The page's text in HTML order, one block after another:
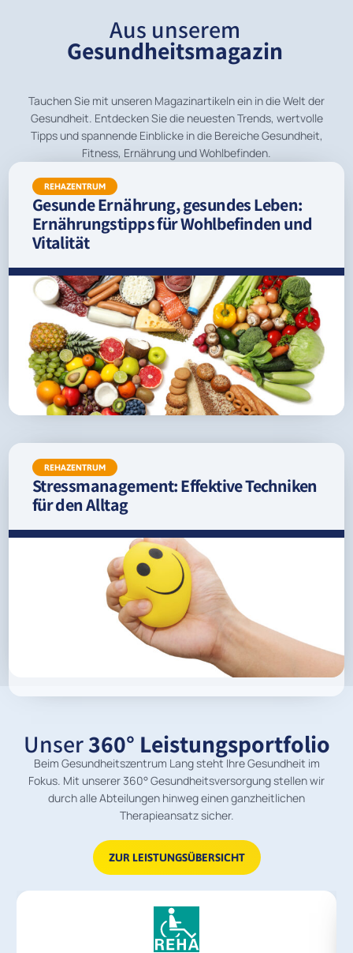
Aus unserem
Gesundheitsmagazin
Tauchen Sie mit unseren Magazinartikeln ein in die Welt der
Gesundheit. Entdecken Sie die neuesten Trends, wertvolle
Tipps und spannende Einblicke in die Bereiche Gesundheit,
Fitness, Ernährung und Wohlbefinden.
REHAZENTRUM
Gesunde Ernährung, gesundes Leben:
Ernährungstipps für Wohlbefinden und
Vitalität
REHAZENTRUM
Stressmanagement: Effektive Techniken
für den Alltag
Unser360° Leistungsportfolio
Beim Gesundheitszentrum Lang steht Ihre Gesundheit im
Fokus. Mit unserer 360° Gesundheitsversorgung stellen wir
durch alle Abteilungen hinweg einen ganzheitlichen
Therapieansatz sicher.
ZUR LEISTUNGSÜBERSICHT